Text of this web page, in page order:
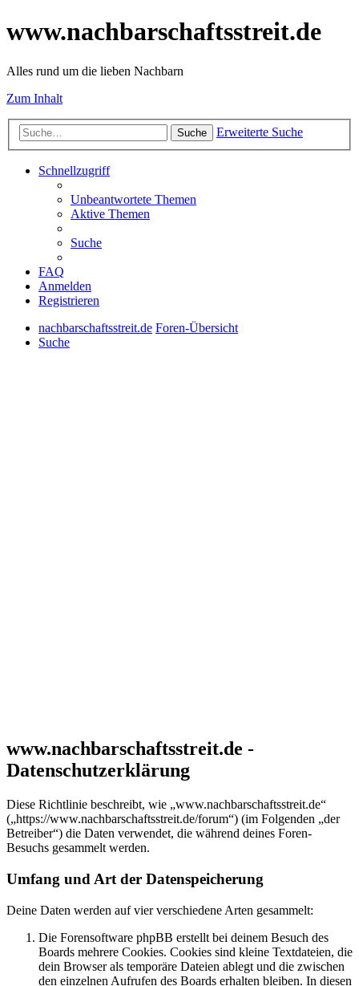
www.nachbarschaftsstreit.de
Alles rund um die lieben Nachbarn
Zum Inhalt
Suche Erweiterte Suche
Schnellzugriff
Unbeantwortete Themen
Aktive Themen
Suche
FAQ
Anmelden
Registrieren
nachbarschaftsstreit.de Foren-Übersicht
Suche
www.nachbarschaftsstreit.de -
Datenschutzerklärung
Diese Richtlinie beschreibt, wie „www.nachbarschaftsstreit.de“
(„https://www.nachbarschaftsstreit.de/forum“) (im Folgenden „der
Betreiber“) die Daten verwendet, die während deines Foren-
Besuchs gesammelt werden.
Umfang und Art der Datenspeicherung
Deine Daten werden auf vier verschiedene Arten gesammelt:
Die Forensoftware phpBB erstellt bei deinem Besuch des
Boards mehrere Cookies. Cookies sind kleine Textdateien, die
dein Browser als temporäre Dateien ablegt und die zwischen
den einzelnen Aufrufen des Boards erhalten bleiben. In diesen